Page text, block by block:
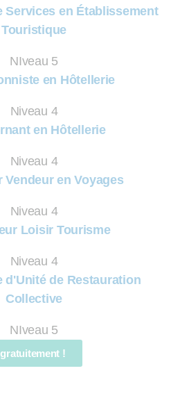
Services en Établissement
Touristique
NIveau 5
en Hôtellerie
Niveau 4
en Hôtellerie
Niveau 4
Vendeur en Voyages
Niveau 4
Loisir Tourisme
Niveau 4
d'Unité de Restauration
Collective
NIveau 5
!